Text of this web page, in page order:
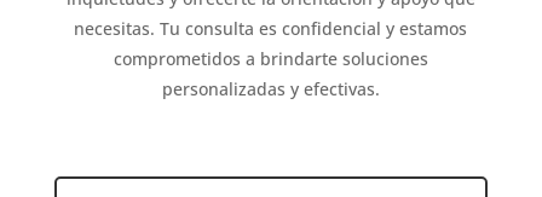
necesitas. Tu consulta es confidencial y estamos
comprometidos a brindarte soluciones
personalizadas y efectivas.